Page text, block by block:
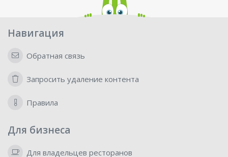
Навигация
Обратная связь
Запросить удаление контента
Правила
Для бизнеса
Для владельцев ресторанов